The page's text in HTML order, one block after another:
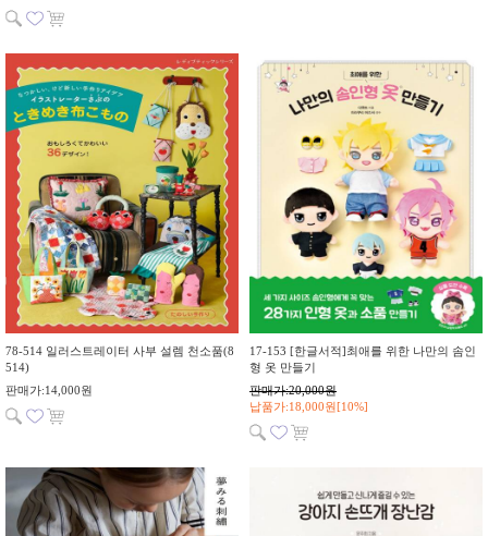
78-514 일러스트레이터 사부 설렘 천소품(8
514)
판매가:14,000원
17-153 [한글서적]최애를 위한 나만의 솜인
형 옷 만들기
판매가:20,000원
납품가:18,000원[10%]